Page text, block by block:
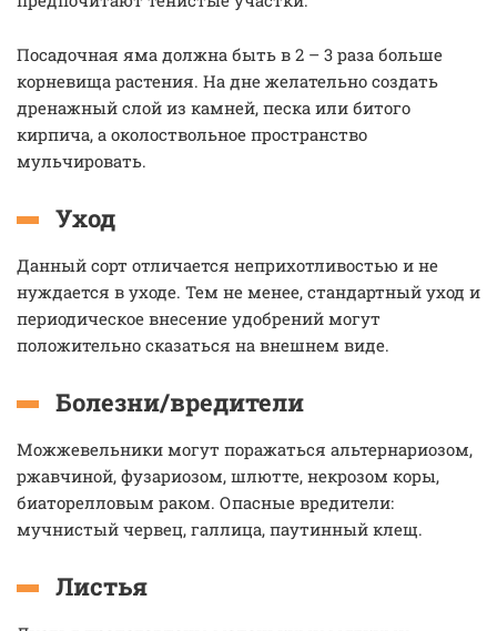
Посадочная яма должна быть в 2 – 3 раза больше
корневища растения. На дне желательно создать
дренажный слой из камней, песка или битого
кирпича, а околоствольное пространство
мульчировать.
Уход
Данный сорт отличается неприхотливостью и не
нуждается в уходе. Тем не менее, стандартный уход и
периодическое внесение удобрений могут
положительно сказаться на внешнем виде.
Болезни/вредители
Можжевельники могут поражаться альтернариозом,
ржавчиной, фузариозом, шлютте, некрозом коры,
биаторелловым раком. Опасные вредители:
мучнистый червец, галлица, паутинный клещ.
Листья